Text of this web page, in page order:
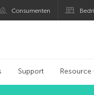
Consumenten
Support Resource